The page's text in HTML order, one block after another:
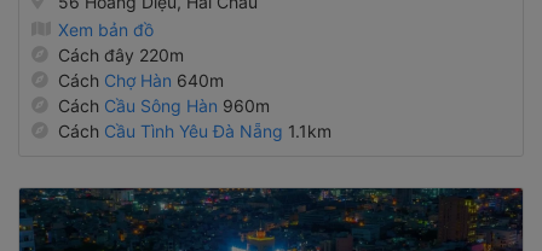
Xem bản đồ
Cách đây 220m
Cách Chợ Hàn640m
Cách Cầu Sông Hàn960m
Cách Cầu Tình Yêu Đà Nẵng